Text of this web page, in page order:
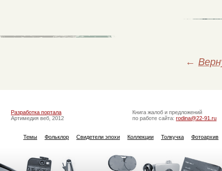
←
Разработка портала
Артимедия веб, 2012
Книга жалоб и предложений
по работе сайта: rodina@22-91.ru
Темы Фольклор Свидетели эпохи Коллекции Толкучка Фотоархив